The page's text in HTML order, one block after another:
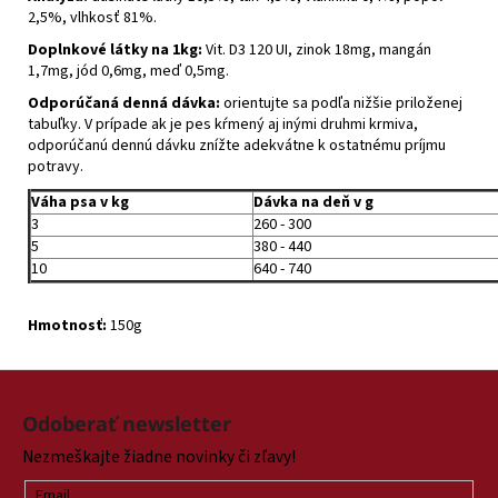
2,5%, vlhkosť 81%.
Doplnkové látky na 1kg: Vit. D3 120 UI, zinok 18mg, mangán
1,7mg, jód 0,6mg, meď 0,5mg.
Odporúčaná denná dávka: orientujte sa podľa nižšie priloženej
tabuľky. V prípade ak je pes kŕmený aj inými druhmi krmiva,
odporúčanú dennú dávku znížte adekvátne k ostatnému príjmu
potravy.
Váha psa v kg
Dávka na deň v g
3
260 - 300
5
380 - 440
10
640 - 740
Hmotnosť: 150g
Z
Odoberať newsletter
Nezmeškajte žiadne novinky či zľavy!